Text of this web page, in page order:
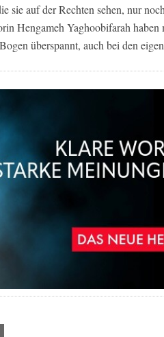
sie auf der Rechten sehen, nur
Hengameh Yaghoobifarah haben
überspannt, auch bei den